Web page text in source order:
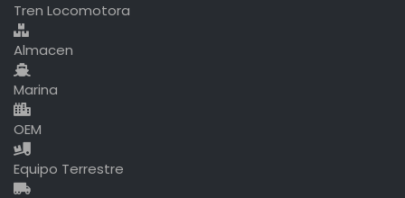
Tren Locomotora
Almacen
Marina
OEM
Equipo Terrestre